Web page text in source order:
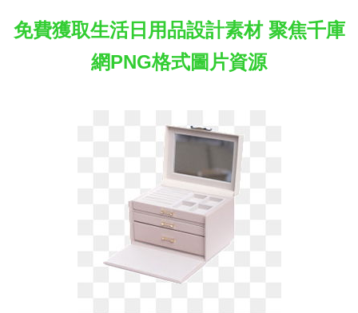
免費獲取生活日用品設計素材 聚焦千庫
網PNG格式圖片資源